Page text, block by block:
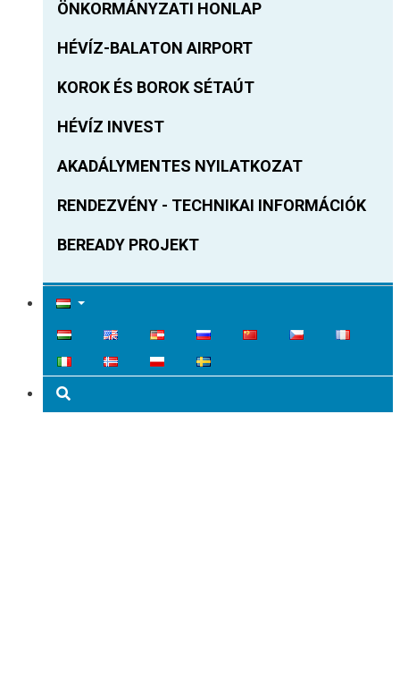
ÖNKORMÁNYZATI HONLAP
HÉVÍZ-BALATON AIRPORT
KOROK ÉS BOROK SÉTAÚT
HÉVÍZ INVEST
AKADÁLYMENTES NYILATKOZAT
RENDEZVÉNY - TECHNIKAI INFORMÁCIÓK
BEREADY PROJEKT